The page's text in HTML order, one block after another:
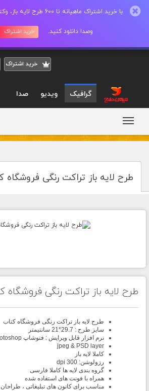
با خرید اشتراک ماهیانه تا
وصدا دانلود کنید. خرید اشتراک
خريد اشتراک
گرافیک ویدیو صدا
طرح لایه باز تراکت رنگی فروشگاه
طرح لایه باز تراکت رنگی فروشگاه
طرح لایه باز تراکت رنگی فروشگاه کتاب
سایز طرح : 29.7*21 سانتیمتر
نرم افزار قابل ویرایش : فتوشاپ
PSD layer
&
jpeg
کاملا لایه باز
رزولوشن: 300
dpi
گروه بندی لایه ها کاملا فارسی
همراه با فونت های استفاده شده
مناسب برای کانون های تبلیغاتی ، طراحان